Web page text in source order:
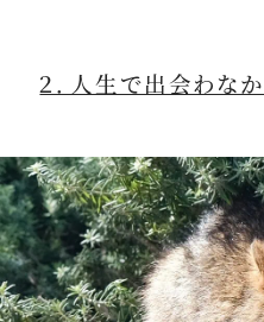
２．人生で出会わな